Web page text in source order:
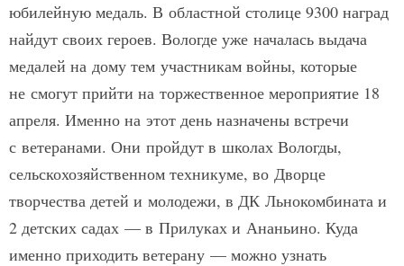
юбилейную медаль. В областной столице 9300 наград
найдут своих героев. Вологде уже началась выдача
медалей на дому тем участникам войны, которые
не смогут прийти на торжественное мероприятие 18
апреля. Именно на этот день назначены встречи
с ветеранами. Они пройдут в школах Вологды,
сельскохозяйственном техникуме, во Дворце
творчества детей и молодежи, в ДК Льнокомбината и
2 детских садах — в Прилуках и Ананьино. Куда
именно приходить ветерану — можно узнать